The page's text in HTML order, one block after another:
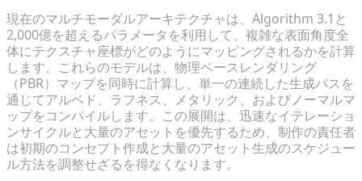
現在のマルチモーダルアーキテクチャは、Algorithm 3.1と
2,000億を超えるパラメータを利用して、複雑な表面角度全
体にテクスチャ座標がどのようにマッピングされるかを計算
します。これらのモデルは、物理ベースレンダリング
（PBR）マップを同時に計算し、単一の連続した生成パスを
通じてアルベド、ラフネス、メタリック、およびノーマルマ
ップをコンパイルします。この展開は、迅速なイテレーショ
ンサイクルと大量のアセットを優先するため、制作の責任者
は初期のコンセプト作成と大量のアセット生成のスケジュー
ル方法を調整せざるを得なくなります。